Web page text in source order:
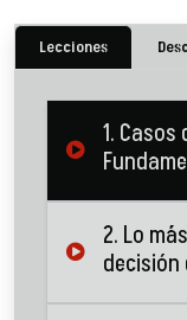
Lecciones
1.
2. Lo
decisión